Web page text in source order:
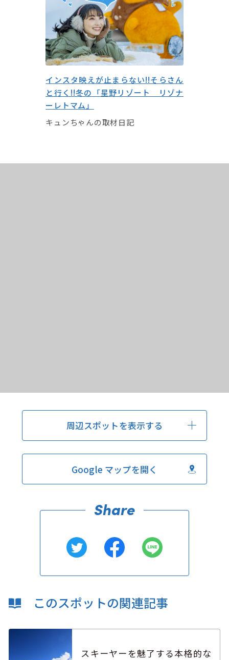
インスタ映えが止まらない!!そらさん
と行く!!冬の「星野リゾート リゾナ
ーレトマム」
キュンちゃんの取材日記
周辺スポットを表示する
Google マップを開く
このスポットの関連記事
スキーヤーを魅了する本格的な